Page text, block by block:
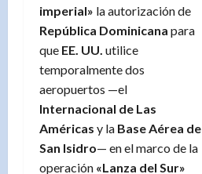
imperial» la autorización de
República Dominicana para
que EE. UU. utilice
temporalmente dos
aeropuertos —el
Internacional de Las
Américas y la Base Aérea de
San Isidro— en el marco de la
operación «Lanza del Sur»